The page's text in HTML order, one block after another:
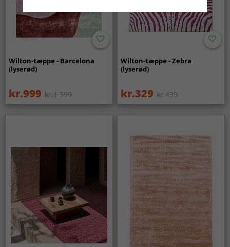
Wilton-tæppe - Barcelona
(lyserød)
kr.999 kr.1 399
Wilton-tæppe - Zebra
(lyserød)
kr.329 kr.439